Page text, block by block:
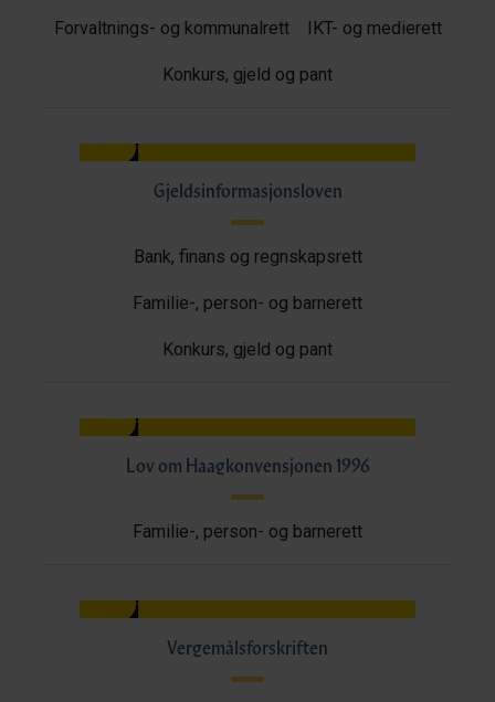
Forvaltnings- og kommunalrett IKT- og medierett
Konkurs, gjeld og pant
Gjeldsinformasjonsloven
Bank, finans og regnskapsrett
Familie-, person- og barnerett
Konkurs, gjeld og pant
Lov om Haagkonvensjonen 1996
Familie-, person- og barnerett
Vergemålsforskriften